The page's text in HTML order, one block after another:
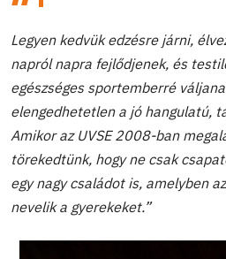
Legyen kedvük edzésre járni,
napról napra fejlődjenek, és
egészséges sportemberré
elengedhetetlen a jó hangulatú,
Amikor az UVSE 2008-ban
törekedtünk, hogy ne csak
egy nagy családot is, amelyben
nevelik a gyerekeket.”